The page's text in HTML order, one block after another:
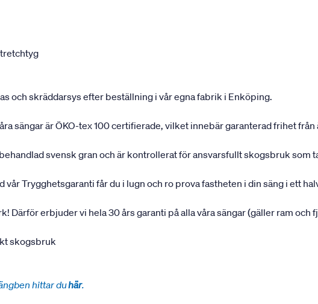
och skräddarsys efter beställning i vår egna fabrik i Enköping.
sängar är ÖKO-tex 100 certifierade, vilket innebär garanterad frihet
svensk gran och är kontrollerat för ansvarsfullt skogsbruk som
vår Trygghetsgaranti får du i lugn och ro prova fastheten i din säng i ett
Därför erbjuder vi hela 30 års garanti på alla våra sängar (gäller ram och
skogsbruk
hittar duhär.